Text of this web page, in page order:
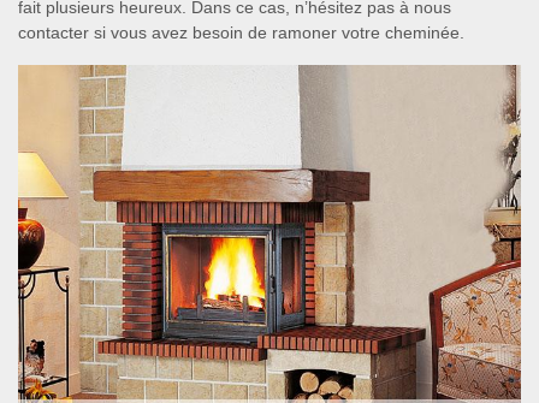
fait plusieurs heureux. Dans ce cas, n’hésitez pas à nous
contacter si vous avez besoin de ramoner votre cheminée.